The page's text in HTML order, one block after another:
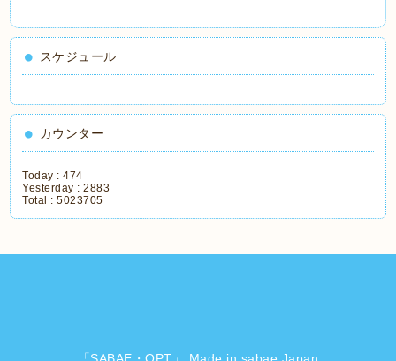
スケジュール
カウンター
Today :474
Yesterday :2883
Total :5023705